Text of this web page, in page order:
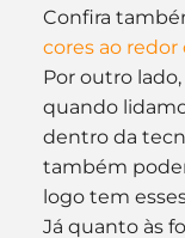
Confira
cores ao
Por outro
quando
dentro da
também
logo tem
Já quanto às